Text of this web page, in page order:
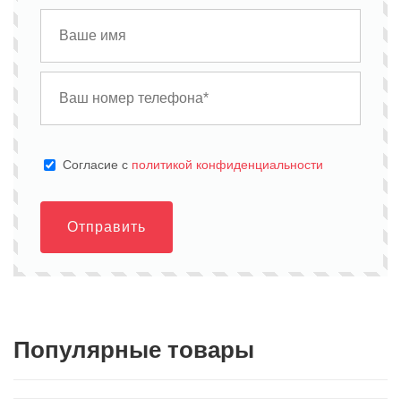
Cогласие с политикой конфиденциальности
Отправить
Популярные товары